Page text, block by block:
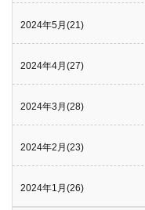
2024年5月(21)
2024年4月(27)
2024年3月(28)
2024年2月(23)
2024年1月(26)